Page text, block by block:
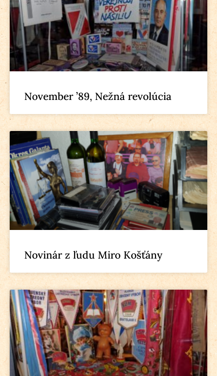
November ’89, Nežná revolúcia
Novinár z ľudu Miro Košťány